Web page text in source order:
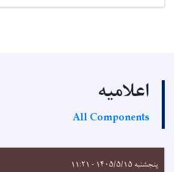
اعلامیه
All Components
پنجشنبه ۱۴۰۵/۵/۱۵ - ۱۱:۲۱